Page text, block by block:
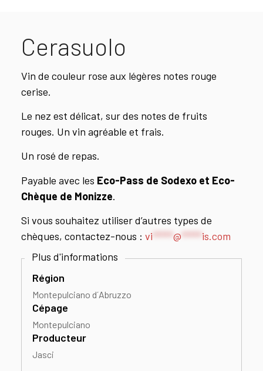
Cerasuolo
Vin de couleur rose aux légères notes rouge
cerise.
Le nez est délicat, sur des notes de fruits
rouges. Un vin agréable et frais.
Un rosé de repas.
Payable avec les Eco-Pass de Sodexo et Eco-
Chèque de Monizze.
Si vous souhaitez utiliser d’autres types de
chèques, contactez-nous : vi *****@ ***** is.com
Région
Montepulciano d´Abruzzo
Cépage
Montepulciano
Producteur
Jasci